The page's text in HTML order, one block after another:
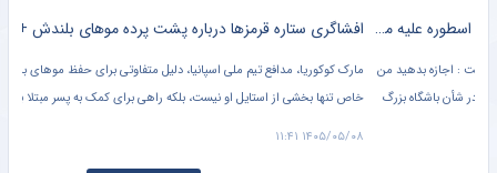
خبرگزاری دانشجو عملکرد فدراسیون بدمینتون در مجمع سالیانه تأیید شد